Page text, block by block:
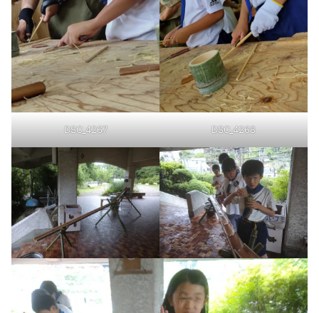
DSC_4267 DSC_4268